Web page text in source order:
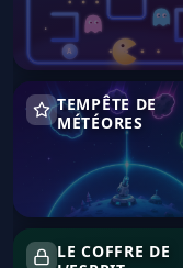
TEMPÊTE DE
MÉTÉORES
Tempête de Météores
LE COFFRE DE
Le Coffre de l’Esprit